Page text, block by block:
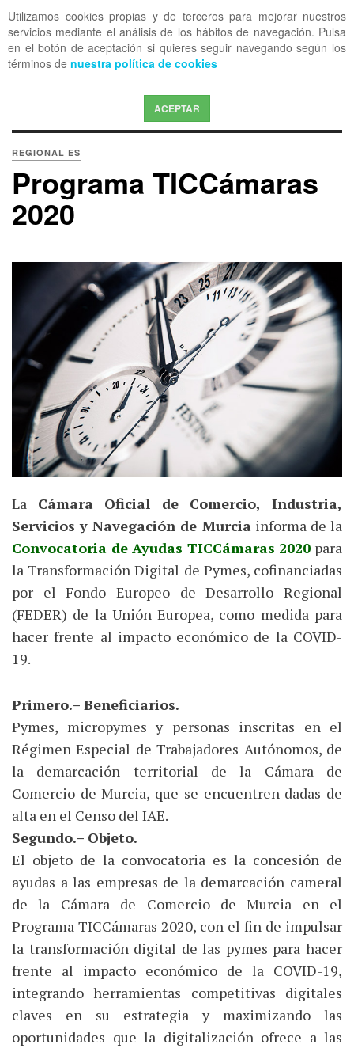
Utilizamos cookies propias y de terceros para mejorar nuestros
servicios mediante el análisis de los hábitos de navegación. Pulsa
en el botón de aceptación si quieres seguir navegando según los
términos de nuestra política de cookies
ACEPTAR
OFF CANVAS
REGIONAL ES
Programa TICCámaras
2020
La Cámara Oficial de Comercio, Industria,
Servicios y Navegación de Murcia informa de la
Convocatoria de Ayudas TICCámaras 2020 para
la Transformación Digital de Pymes, cofinanciadas
por el Fondo Europeo de Desarrollo Regional
(FEDER) de la Unión Europea, como medida para
hacer frente al impacto económico de la COVID-
19.
Primero.– Beneficiarios.
Pymes, micropymes y personas inscritas en el
Régimen Especial de Trabajadores Autónomos, de
la demarcación territorial de la Cámara de
Comercio de Murcia, que se encuentren dadas de
alta en el Censo del IAE.
Segundo.– Objeto.
El objeto de la convocatoria es la concesión de
ayudas a las empresas de la demarcación cameral
de la Cámara de Comercio de Murcia en el
Programa TICCámaras 2020, con el fin de impulsar
la transformación digital de las pymes para hacer
frente al impacto económico de la COVID-19,
integrando herramientas competitivas digitales
claves en su estrategia y maximizando las
oportunidades que la digitalización ofrece a las